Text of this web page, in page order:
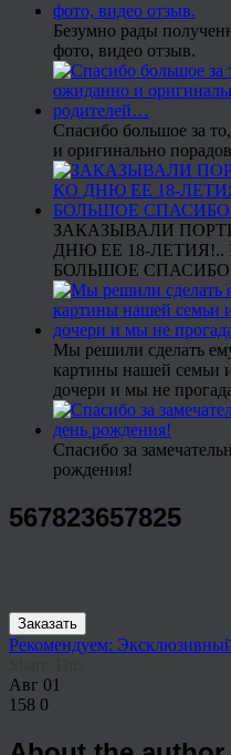
Безумно рады
фото, видео отзыв.
Спасибо большое за
и оригинально
ЗАКАЗЫВАЛИ
ДНЮ ЕЕ 18-
БОЛЬШОЕ
Мы решили сделать
картины нашей семьи
дочери и мы не
Спасибо за
рождения!
567823657825
Заказать
Рекомендуем:
Авг 01
158 0